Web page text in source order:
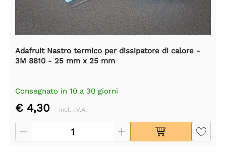
Adafruit Nastro termico per dissipatore di calore -
3M 8810 - 25 mm x 25 mm
Consegnato in 10 a 30 giorni
€ 4,30 incl. I.V.A.